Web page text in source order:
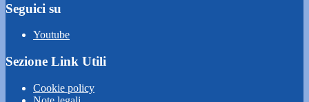
Seguici su
Youtube
Sezione Link Utili
Cookie policy